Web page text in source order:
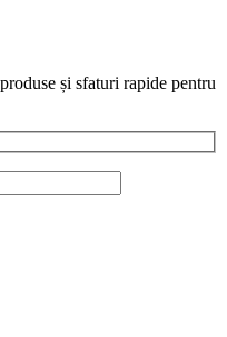
și sfaturi rapide pentru